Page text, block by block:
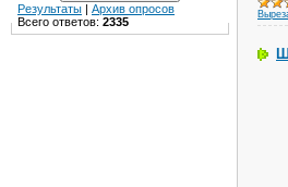
Результаты | Архив опросов
Всего ответов: 2335